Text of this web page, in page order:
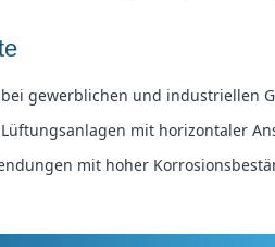
gewerblichen und industriellen
mit horizontaler
mit hoher